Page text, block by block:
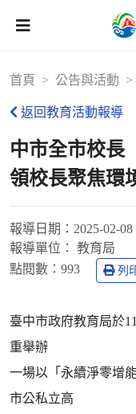
首頁 公告與活動
返回教育活動報導
中市全市校長
領校長聚焦環
報導日期： 2025-02-08
報導單位：
教育局
點閱數： 993 列
臺中市政府教育局於
重舉辦
一場以「永續淨零增
市公私立高